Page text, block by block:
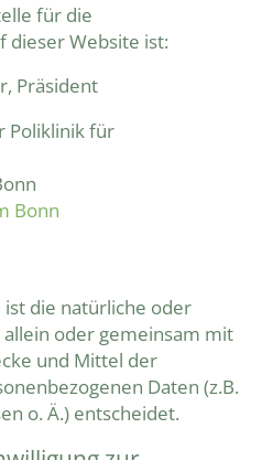
für die
dieser Website ist:
Präsident
Poliklinik für
Bonn
die natürliche oder
oder gemeinsam mit
und Mittel der
Daten (z.B.
o. Ä.) entscheidet.